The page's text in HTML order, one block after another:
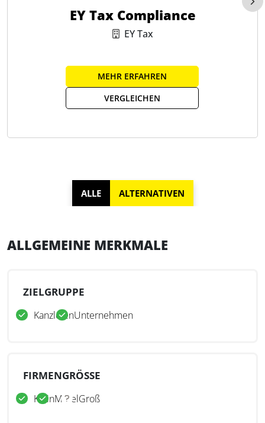
EY Tax Compliance
EY Tax
MEHR ERFAHREN
VERGLEICHEN
ALLGEMEINE MERKMALE
ZIELGRUPPE
KanzleienUnternehmen
FIRMENGRÖSSE
KleinMittelGroß